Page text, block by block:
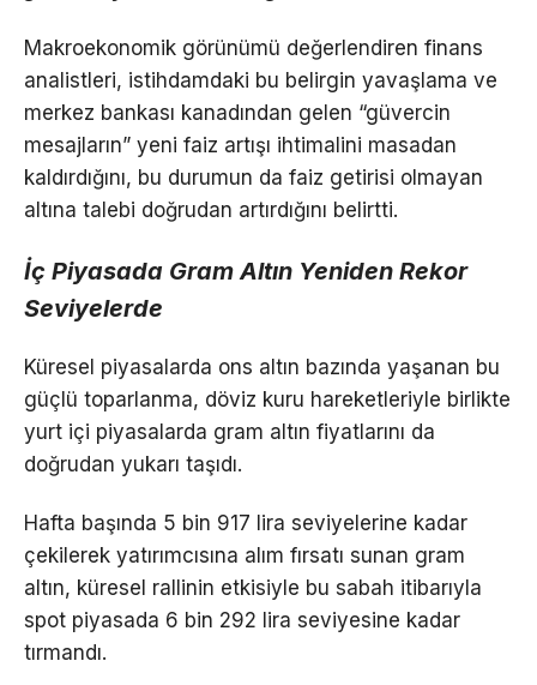
Makroekonomik görünümü değerlendiren finans
analistleri, istihdamdaki bu belirgin yavaşlama ve
merkez bankası kanadından gelen “güvercin
mesajların” yeni faiz artışı ihtimalini masadan
kaldırdığını, bu durumun da faiz getirisi olmayan
altına talebi doğrudan artırdığını belirtti.
İç Piyasada Gram Altın Yeniden Rekor
Seviyelerde
Küresel piyasalarda ons altın bazında yaşanan bu
güçlü toparlanma, döviz kuru hareketleriyle birlikte
yurt içi piyasalarda gram altın fiyatlarını da
doğrudan yukarı taşıdı.
Hafta başında 5 bin 917 lira seviyelerine kadar
çekilerek yatırımcısına alım fırsatı sunan gram
altın, küresel rallinin etkisiyle bu sabah itibarıyla
spot piyasada 6 bin 292 lira seviyesine kadar
tırmandı.